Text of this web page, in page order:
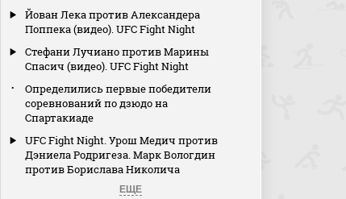
Йован Лека против Александера
Поппека (видео). UFC Fight Night
Стефани Лучиано против Марины
Спасич (видео). UFC Fight Night
Определились первые победители
соревнований по дзюдо на
Спартакиаде
UFC Fight Night. Урош Медич против
Дэниела Родригеза. Марк Вологдин
против Борислава Николича
ЕЩЕ